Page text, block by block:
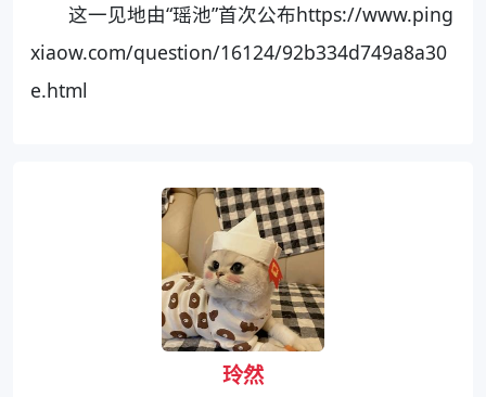
这一见地由“瑶池”首次公布https://www.ping
xiaow.com/question/16124/92b334d749a8a30
e.html
玲然